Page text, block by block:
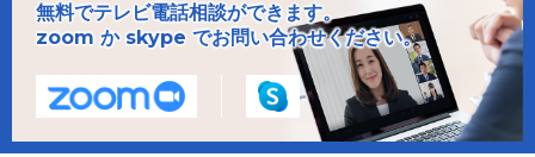
無料でテレビ電話相談ができます。
zoom か skype でお問い合わせください。